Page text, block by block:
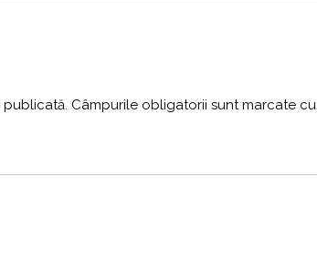
publicată. Câmpurile obligatorii sunt marcate cu